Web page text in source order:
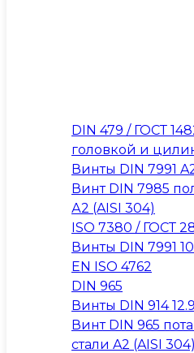
DIN 479 / ГОСТ
головкой и
Винты DIN 7991
Винт DIN 7985
А2 (AISI 304)
ISO 7380 / ГОСТ
Винты DIN 7991
EN ISO 4762
DIN 965
Винты DIN 914
Винт DIN 965
стали A2 (AISI 304)